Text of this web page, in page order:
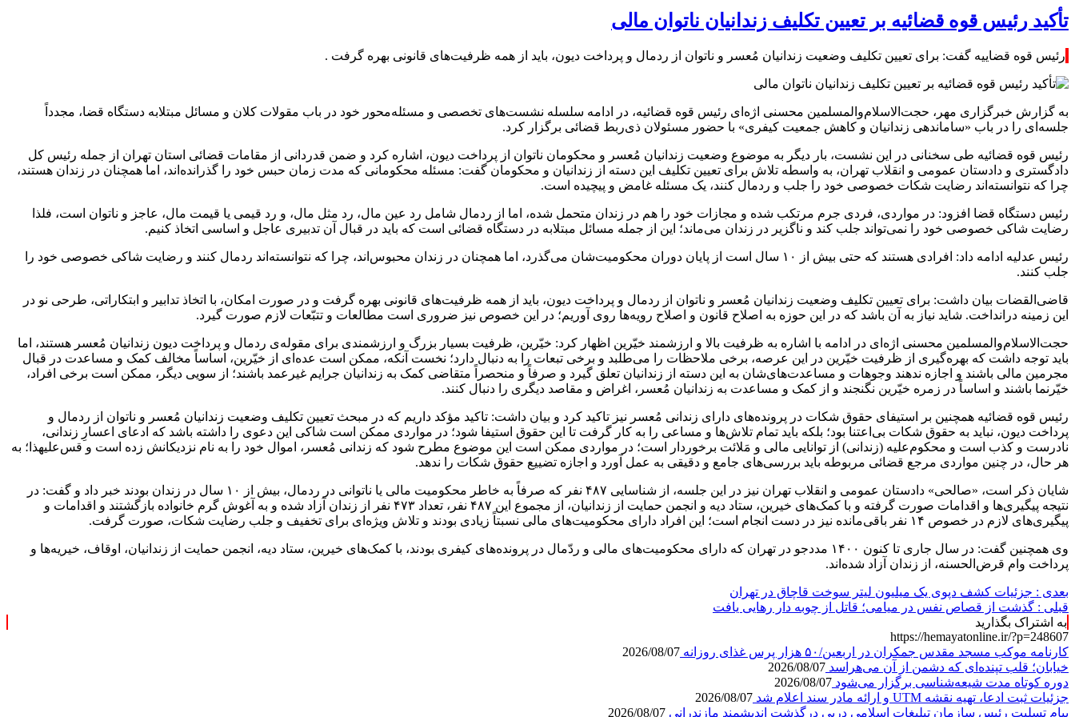
تأکید رئیس قوه قضائیه بر تعیین تکلیف زندانیان ناتوان مالی
رئیس قوه قضاییه گفت: برای تعیین تکلیف وضعیت زندانیان مُعسر و ناتوان از ردمال و پرداخت دیون، باید از همه ظرفیت‌های قانونی بهره گرفت .
به گزارش خبرگزاری مهر، حجت‌الاسلام‌والمسلمین محسنی اژه‌ای رئیس قوه قضائیه، در ادامه سلسله نشست‌های تخصصی و مسئله‌محور خود در باب مقولات کلان و مسائل مبتلابه دستگاه قضا، مجدداً
جلسه‌ای را در باب «ساماندهی زندانیان و کاهش جمعیت کیفری» با حضور مسئولان ذی‌ربط قضائی برگزار کرد.
رئیس قوه قضائیه طی سخنانی در این نشست، بار دیگر به موضوع وضعیت زندانیان مُعسر و محکومان ناتوان از پرداخت دیون، اشاره کرد و ضمن قدردانی از مقامات قضائی استان تهران از جمله رئیس کل
دادگستری و دادستان عمومی و انقلاب تهران، به واسطه تلاش برای تعیین تکلیف این دسته از زندانیان و محکومان گفت: مسئله محکومانی که مدت زمان حبس خود را گذرانده‌اند، اما همچنان در زندان هستند،
چرا که نتوانسته‌اند رضایت شکات خصوصی خود را جلب و ردمال کنند، یک مسئله غامض و پیچیده است.
رئیس دستگاه قضا افزود: در مواردی، فردی جرم مرتکب شده و مجازات خود را هم در زندان متحمل شده، اما از ردمال شامل رد عین مال، رد مثل مال، و رد قیمی یا قیمت مال، عاجز و ناتوان است، فلذا
رضایت شاکی خصوصی خود را نمی‌تواند جلب کند و ناگزیر در زندان می‌ماند؛ این از جمله مسائل مبتلابه در دستگاه قضائی است که باید در قبال آن تدبیری عاجل و اساسی اتخاذ کنیم.
رئیس عدلیه ادامه داد: افرادی هستند که حتی بیش از ۱۰ سال است از پایان دوران محکومیت‌شان می‌گذرد، اما همچنان در زندان محبوس‌اند، چرا که نتوانسته‌اند ردمال کنند و رضایت شاکی خصوصی خود را
جلب کنند.
قاضی‌القضات بیان داشت: برای تعیین تکلیف وضعیت زندانیان مُعسر و ناتوان از ردمال و پرداخت دیون، باید از همه ظرفیت‌های قانونی بهره گرفت و در صورت امکان، با اتخاذ تدابیر و ابتکاراتی، طرحی نو در
این زمینه درانداخت. شاید نیاز به آن باشد که در این حوزه به اصلاح قانون و اصلاح رویه‌ها روی آوریم؛ در این خصوص نیز ضروری است مطالعات و تتبّعات لازم صورت گیرد.
حجت‌الاسلام‌والمسلمین محسنی اژه‌ای در ادامه با اشاره به ظرفیت بالا و ارزشمند خیّرین اظهار کرد: خیّرین، ظرفیت بسیار بزرگ و ارزشمندی برای مقوله‌ی ردمال و پرداخت دیون زندانیان مُعسر هستند، اما
باید توجه داشت که بهره‌گیری از ظرفیت خیّرین در این عرصه، برخی ملاحظات را می‌طلبد و برخی تبعات را به دنبال دارد؛ نخست آنکه، ممکن است عده‌ای از خیّرین، اساساً مخالف کمک و مساعدت در قبال
مجرمین مالی باشند و اجازه ندهند وجوهات و مساعدت‌های‌شان به این دسته از زندانیان تعلق گیرد و صرفاً و منحصراً متقاضی کمک به زندانیان جرایم غیرعمد باشند؛ از سویی دیگر، ممکن است برخی افراد،
خیّرنما باشند و اساساً در زمره خیّرین نگنجند و از کمک و مساعدت به زندانیان مُعسر ، اغراض و مقاصد دیگری را دنبال کنند.
رئیس قوه قضائیه همچنین بر استیفای حقوق شکات در پرونده‌های دارای زندانی مُعسر نیز تاکید کرد و بیان داشت: تاکید مؤکد داریم که در مبحث تعیین تکلیف وضعیت زندانیان مُعسر و ناتوان از ردمال و
پرداخت دیون، نباید به حقوق شکات بی‌اعتنا بود؛ بلکه باید تمام تلاش‌ها و مساعی را به کار گرفت تا این حقوق استیفا شود؛ در مواردی ممکن است شاکی این دعوی را داشته باشد که ادعای اعسارِ زندانی،
نادرست و کذب است و محکوم‌علیه (زندانی) از توانایی مالی و مَلائت برخوردار است؛ در مواردی ممکن است این موضوع مطرح شود که زندانی مُعسر ، اموال خود را به نام نزدیکانش زده است و قس‌علیهذا ؛ به
هر حال، در چنین مواردی مرجع قضائی مربوطه باید بررسی‌های جامع و دقیقی به عمل آورد و اجازه تضییع حقوق شکات را ندهد.
شایان ذکر است، «صالحی» دادستان عمومی و انقلاب تهران نیز در این جلسه، از شناسایی ۴۸۷ نفر که صرفاً به خاطر محکومیت مالی یا ناتوانی در ردمال
، بیش از ۱۰ سال در زندان بودند خبر داد و گفت: در
نتیجه پیگیری‌ها و اقدامات صورت گرفته و با کمک‌های خیرین، ستاد دیه و انجمن حمایت از زندانیان، از مجموع این ۴۸۷ نفر، تعداد ۴۷۳ نفر از زندان آزاد شده و به آغوش گرم خانواده بازگشتند و اقدامات و
پیگیری‌های لازم در خصوص ۱۴ نفر باقی‌مانده نیز در دست انجام است؛ این افراد دارای محکومیت‌های مالی نسبتاً زیادی بودند و تلاش ویژه‌ای برای تخفیف و جلب رضایت شکات، صورت گرفت.
وی همچنین گفت: در سال جاری تا کنون ۱۴۰۰ مددجو در تهران که دارای محکومیت‌های مالی و ردّمال در پرونده‌های کیفری بودند، با کمک‌های خیرین، ستاد دیه، انجمن حمایت از زندانیان، اوقاف، خیریه‌ها و
پرداخت وام قرض‌الحسنه، از زندان آزاد شده‌اند.
بعدی : جزئیات کشف دپوی یک میلیون لیتر سوخت قاچاق در تهران
قبلی : گذشت از قصاص نفس در میامی؛ قاتل از چوبه دار رهایی یافت
به اشتراک بگذارید
https://hemayatonline.ir/?p=248607
کارنامه موکب مسجد مقدس جمکران در اربعین/۵۰ هزار پرس غذای روزانه
2026/08/07
خیابان؛ قلب تپنده‌ای که دشمن از آن می‌هراسد 2026/08/07
دوره کوتاه مدت شیعه‌شناسی برگزار می‌شود 2026/08/07
جزئیات ثبت ادعا، تهیه نقشه UTM و ارائه مادر سند اعلام شد
2026/08/07
پیام تسلیت رئیس سازمان تبلیغات اسلامی درپی درگذشت اندیشمند مازندرانی 2026/08/07